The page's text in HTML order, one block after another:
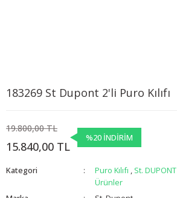
183269 St Dupont 2'li Puro Kılıfı
19.800,00 TL
15.840,00 TL
%20 İNDİRİM
Kategori Puro Kılıfı , St. DUPONT
Ürünler